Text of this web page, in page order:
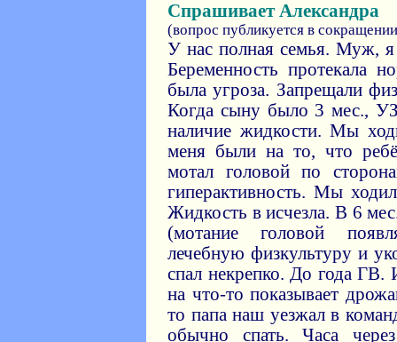
Спрашивает Александра
(вопрос публикуется в
У нас полная семья. Муж,
Беременность протекала
была угроза. Запрещали
Когда сыну было 3 мес.,
наличие жидкости. Мы
меня были на то, что
мотал головой по
гиперактивность. Мы
Жидкость в исчезла. В 6
(мотание головой
лечебную физкультуру и
спал некрепко. До года ГВ.
на что-то показывает
то папа наш уезжал в
обычно спать. Часа